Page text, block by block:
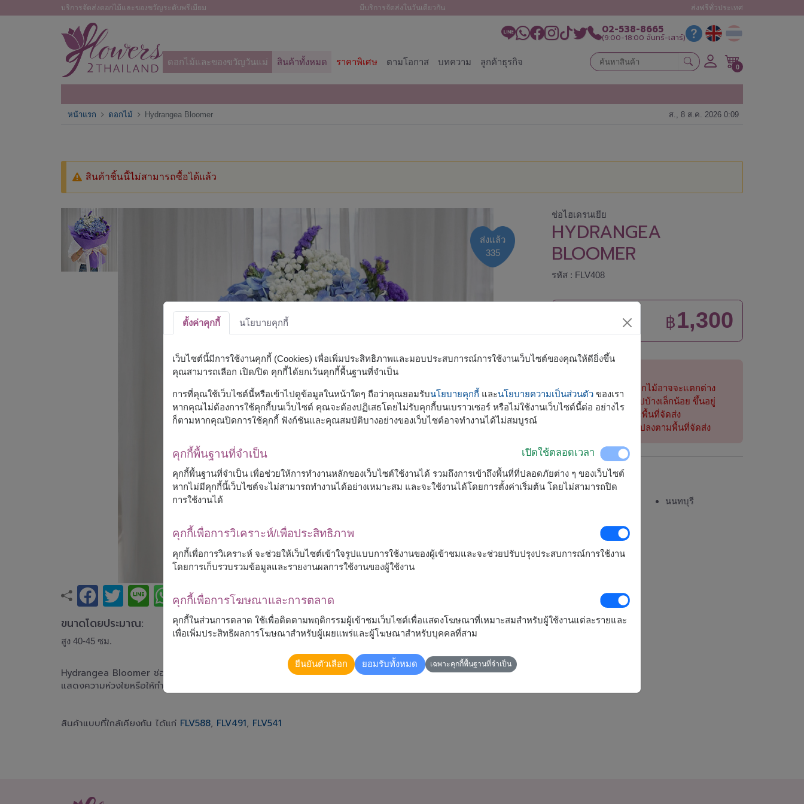
บริการจัดส่งดอกไม้และของขวัญระดับพรีเมียม มีบริการจัดส่งในวันเดียวกัน ส่งฟรีทั่วประเทศ
02-538-8665
(9:00-18:00 จันทร์-เสาร์)
ดอกไม้และของขวัญวันแม่ สินค้าทั้งหมด ราคาพิเศษ ตามโอกาส บทความ ลูกค้าธุรกิจ 0
หน้าแรก ดอกไม้ Hydrangea Bloomer ส., 8 ส.ค. 2026 0:09
สินค้าชิ้นนี้ไม่สามารถซื้อได้แล้ว
ส่งแล้ว
335
ขนาดโดยประมาณ:
สูง 40-45 ซม.
Hydrangea Bloomer ช่อไฮเดรนเยียสีฟ้าในโทนสงบ เรียบง่าย มอบความรู้สึกเย็นใจ อ่อนโยน เหมาะสำหรับ
แสดงความห่วงใยหรือให้กำลังใจ
สินค้าแบบที่ใกล้เคียงกัน ได้แก่ FLV588, FLV491, FLV541
ช่อไฮเดรนเยีย
HYDRANGEA
BLOOMER
รหัส : FLV408
฿1,300
การจัดและดอกไม้อาจจะแตกต่าง
จากที่เห็นในรูปบ้างเล็กน้อย ขึ้นอยู่
กับฤดูกาลและพื้นที่จัดส่ง
ราคาเปลี่ยนแปลงตามพื้นที่จัดส่ง
จัดส่งได้
นนทบุรี
ตั้งค่าคุกกี้ นโยบายคุกกี้
เว็บไซต์นี้มีการใช้งานคุกกี้ (Cookies) เพื่อเพิ่มประสิทธิภาพและมอบประสบการณ์การใช้งานเว็บไซต์ของคุณให้ดียิ่งขึ้น
คุณสามารถเลือก เปิด/ปิด คุกกี้ได้ยกเว้นคุกกี้พื้นฐานที่จำเป็น
การที่คุณใช้เว็บไซต์นี้หรือเข้าไปดูข้อมูลในหน้าใดๆ ถือว่าคุณยอมรับนโยบายคุกกี้ และนโยบายความเป็นส่วนตัว ของเรา
หากคุณไม่ต้องการใช้คุกกี้บนเว็บไซต์ คุณจะต้องปฏิเสธโดยไม่รับคุกกี้บนเบราวเซอร์ หรือไม่ใช้งานเว็บไซต์นี้ต่อ อย่างไร
ก็ตามหากคุณปิดการใช้คุกกี้ ฟังก์ชันและคุณสมบัติบางอย่างของเว็บไซต์อาจทำงานได้ไม่สมบูรณ์
คุกกี้พื้นฐานที่จำเป็น เปิดใช้ตลอดเวลา
คุกกี้พื้นฐานที่จำเป็น เพื่อช่วยให้การทำงานหลักของเว็บไซต์ใช้งานได้ รวมถึงการเข้าถึงพื้นที่ที่ปลอดภัยต่าง ๆ ของเว็บไซต์
หากไม่มีคุกกี้นี้เว็บไซต์จะไม่สามารถทำงานได้อย่างเหมาะสม และจะใช้งานได้โดยการตั้งค่าเริ่มต้น โดยไม่สามารถปิด
การใช้งานได้
คุกกี้เพื่อการวิเคราะห์/เพื่อประสิทธิภาพ
คุกกี้เพื่อการวิเคราะห์ จะช่วยให้เว็บไซต์เข้าใจรูปแบบการใช้งานของผู้เข้าชมและจะช่วยปรับปรุงประสบการณ์การใช้งาน
โดยการเก็บรวบรวมข้อมูลและรายงานผลการใช้งานของผู้ใช้งาน
คุกกี้เพื่อการโฆษณาและการตลาด
คุกกี้ในส่วนการตลาด ใช้เพื่อติดตามพฤติกรรมผู้เข้าชมเว็บไซต์เพื่อแสดงโฆษณาที่เหมาะสมสำหรับผู้ใช้งานแต่ละรายและ
เพื่อเพิ่มประสิทธิผลการโฆษณาสำหรับผู้เผยแพร่และผู้โฆษณาสำหรับบุคคลที่สาม
ยืนยันตัวเลือก ยอมรับทั้งหมด เฉพาะคุกกี้พื้นฐานที่จำเป็น